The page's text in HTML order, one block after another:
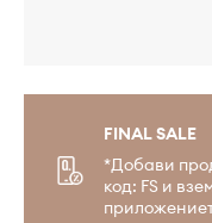
FINAL SALE
*Добави
код: FS и